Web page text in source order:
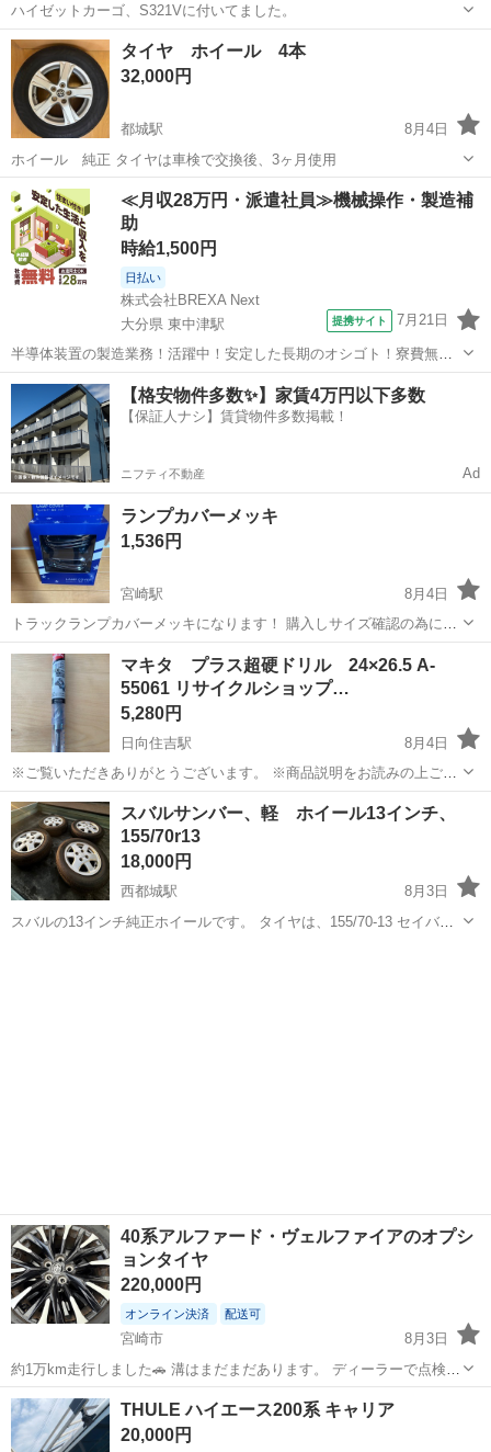
ハイゼットカーゴ、S321Vに付いてました。
宮崎 都城市 キャリア、ラック
タイヤ ホイール 4本
32,000円
都城駅
8月4日
ホイール 純正 タイヤは車検で交換後、3ヶ月使用
宮崎 都城市 都城駅 タイヤ、ホイール
≪月収28万円・派遣社員≫機械操作・製造補
助
時給1,500円
日払い
株式会社BREXA Next
大分県 東中津駅
提携サイト 7月21日
半導体装置の製造業務！活躍中！安定した長期のオシゴト！寮費無料
★赴任旅費会社負担◎20代～40代の男性活躍中★未経験活躍中！高時
給1,500円！《大分県中津市》 人気の工場のお仕事 ◇半導体装置内部
のシート製造◇ ＊クリー...
大分 中津市 東中津駅 その他
【格安物件多数✨】家賃4万円以下多数
【保証人ナシ】賃貸物件多数掲載！
ニフティ不動産 Ad
ランプカバーメッキ
1,536円
宮崎駅
8月4日
トラックランプカバーメッキになります！ 購入しサイズ確認の為に箱
を開封しましたが 実際には付けてない為新品とさせて頂きます！ メッ
キ ふそつフルコン/NEW/ベストワンファイターMM70-0003と記入され
てました！
宮崎 宮崎市 宮崎駅 その他 ベストワン
マキタ プラス超硬ドリル 24×26.5 A-
55061 リサイクルショップ…
5,280円
日向住吉駅
8月4日
※ご覧いただきありがとうございます。 ※商品説明をお読みの上ご納
得の上でご購入お願い致します 。 こちらの商品は住吉店にございま
す。 商品名：マキタ プラス超硬ドリル 24×26.5 A-55061 ...
宮崎 宮崎市 日向住吉駅 車のパーツ ドリル
スバルサンバー、軽 ホイール13インチ、
155/70r13
18,000円
西都城駅
8月3日
スバルの13インチ純正ホイールです。 タイヤは、155/70-13 セイバー
40系アルファード・ヴェルファイアのオプシ
ョンタイヤ
220,000円
オンライン決済 配送可
宮崎市
8月3日
約1万km走行しました🚗 溝はまだまだあります。 ディーラーで点検し
てます。 取りに来て貰える方、もしくは宮崎市内限定で募集します。
質問歓迎してます😊 よろしくお願いします！
宮崎 宮崎市 タイヤ、ホイール
THULE ハイエース200系 キャリア
20,000円